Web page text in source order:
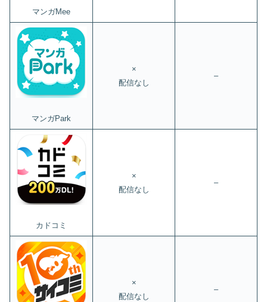
マンガMee
マンガPark
×
配信なし
–
カドコミ
×
配信なし
–
×
配信なし
–